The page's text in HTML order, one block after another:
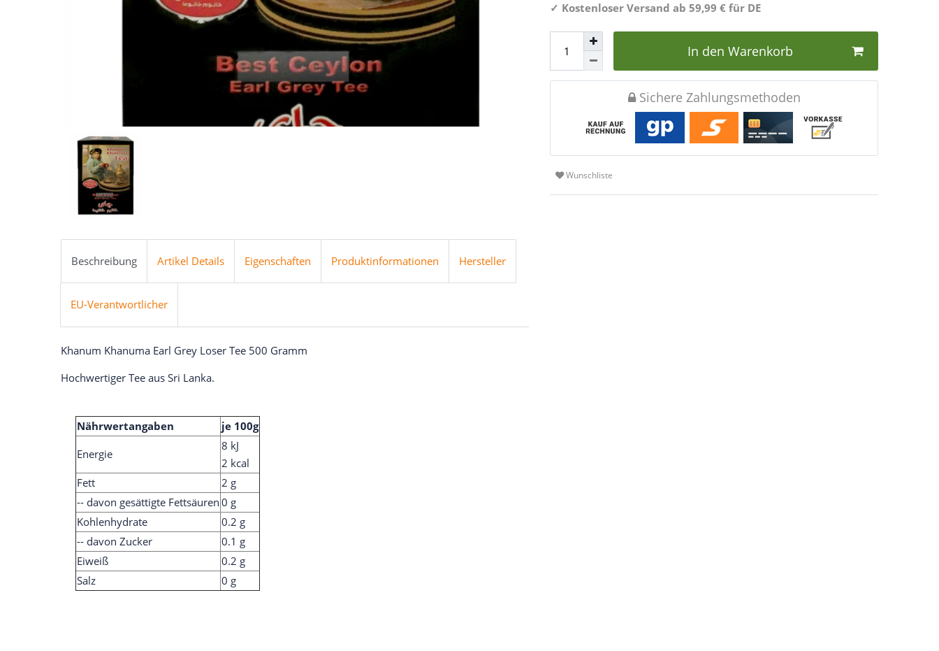
✓ Kostenloser Versand ab 59,99 € für DE
In den Warenkorb
Sichere Zahlungsmethoden
Wunschliste
Beschreibung Artikel Details Eigenschaften Produktinformationen Hersteller
EU-Verantwortlicher
Khanum Khanuma Earl Grey Loser Tee 500 Gramm
Hochwertiger Tee aus Sri Lanka.
Nährwertangaben
je 100g
Energie
8 kJ
2 kcal
Fett
2 g
-- davon gesättigte Fettsäuren0 g
Kohlenhydrate
0.2 g
-- davon Zucker
0.1 g
Eiweiß
0.2 g
Salz
0 g